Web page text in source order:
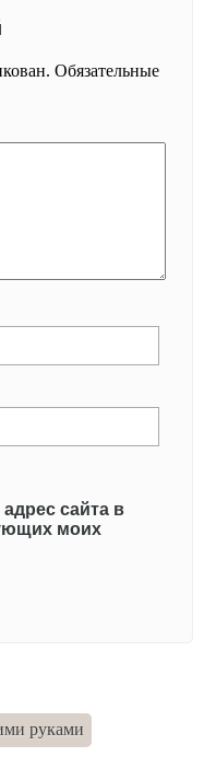
Обязательные
сайта в
моих
руками